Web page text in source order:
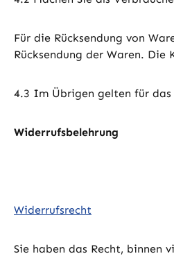
Für die Rücksendung von
Rücksendung der Waren. Die
4.3 Im Übrigen gelten für das
Widerrufsbelehrung
Widerrufsrecht
Sie haben das Recht, binnen